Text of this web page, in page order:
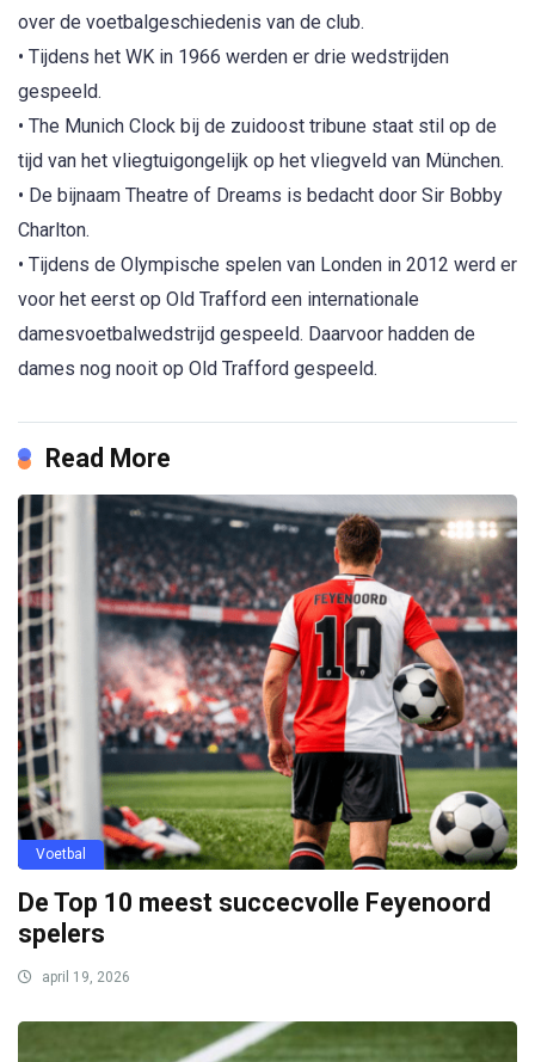
over de voetbalgeschiedenis van de club.
• Tijdens het WK in 1966 werden er drie wedstrijden
gespeeld.
• The Munich Clock bij de zuidoost tribune staat stil op de
tijd van het vliegtuigongelijk op het vliegveld van München.
• De bijnaam Theatre of Dreams is bedacht door Sir Bobby
Charlton.
• Tijdens de Olympische spelen van Londen in 2012 werd er
voor het eerst op Old Trafford een internationale
damesvoetbalwedstrijd gespeeld. Daarvoor hadden de
dames nog nooit op Old Trafford gespeeld.
Read More
Voetbal
De Top 10 meest succecvolle Feyenoord
spelers
april 19, 2026